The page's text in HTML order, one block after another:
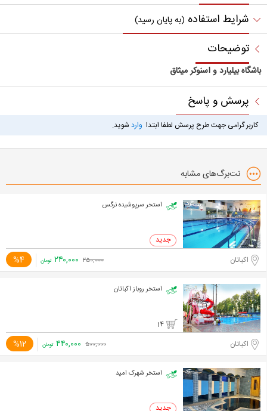
شرایط استفاده (به پایان رسید)
توضیحات
باشگاه بیلیارد و اسنوکر میثاق
پرسش و پاسخ
کاربر گرامی جهت طرح پرسش لطفا ابتدا وارد شوید.
نت‌برگ‌های مشابه
استخر سرپوشیده نرگس
اکباتان %4 ۲۵۰,۰۰۰ ۲۴۰,۰۰۰ تومان
استخر روباز اکباتان
14
اکباتان %12 ۵۰۰,۰۰۰ ۴۴۰,۰۰۰ تومان
استخر شهرک امید